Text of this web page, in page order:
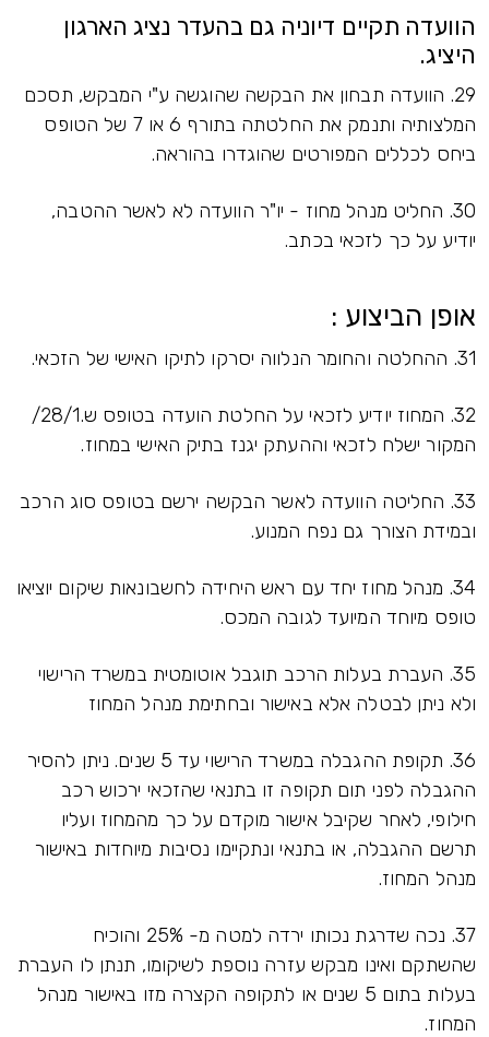
הוועדה תקיים דיוניה גם בהעדר נציג הארגון
היציג.
29. הוועדה תבחון את הבקשה שהוגשה ע"י המבקש, תסכם
המלצותיה ותנמק את החלטתה בתורף 6 או 7 של הטופס
ביחס לכללים המפורטים שהוגדרו בהוראה.
30. החליט מנהל מחוז - יו"ר הוועדה לא לאשר ההטבה,
יודיע על כך לזכאי בכתב.
אופן הביצוע :
31. ההחלטה והחומר הנלווה יסרקו לתיקו האישי של הזכאי.
32. המחוז יודיע לזכאי על החלטת הועדה בטופס ש.28/1/
המקור ישלח לזכאי וההעתק יגנז בתיק האישי במחוז.
33. החליטה הוועדה לאשר הבקשה ירשם בטופס סוג הרכב
ובמידת הצורך גם נפח המנוע.
34. מנהל מחוז יחד עם ראש היחידה לחשבונאות שיקום יוציאו
טופס מיוחד המיועד לגובה המכס.
35. העברת בעלות הרכב תוגבל אוטומטית במשרד הרישוי
ולא ניתן לבטלה אלא באישור ובחתימת מנהל המחוז
36. תקופת ההגבלה במשרד הרישוי עד 5 שנים. ניתן להסיר
ההגבלה לפני תום תקופה זו בתנאי שהזכאי ירכוש רכב
חילופי, לאחר שקיבל אישור מוקדם על כך מהמחוז ועליו
תרשם ההגבלה, או בתנאי ונתקיימו נסיבות מיוחדות באישור
מנהל המחוז.
37. נכה שדרגת נכותו ירדה למטה מ- 25% והוכיח
שהשתקם ואינו מבקש עזרה נוספת לשיקומו, תנתן לו העברת
בעלות בתום 5 שנים או לתקופה הקצרה מזו באישור מנהל
המחוז.